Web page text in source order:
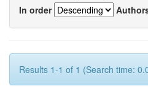
In order
Results 1-1 of 1 (Search time: